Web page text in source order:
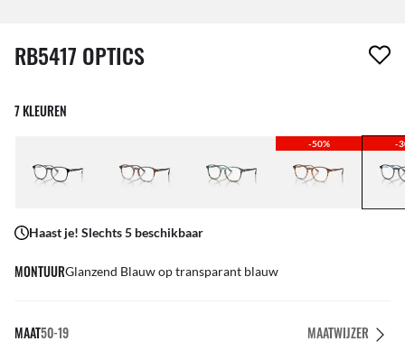
1 item is uit je verlanglijst verwijderd
RB5417 OPTICS
7 KLEUREN
-50% -
Haast je! Slechts 5 beschikbaar
MONTUURGlanzend Blauw op transparant blauw
MAAT50-19 MAATWIJZER